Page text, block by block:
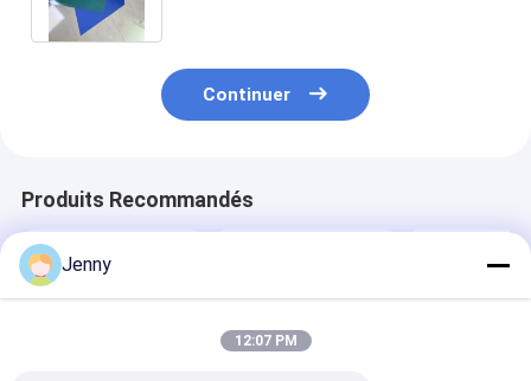
Continuer
Produits Recommandés
Jenny
12:07 PM